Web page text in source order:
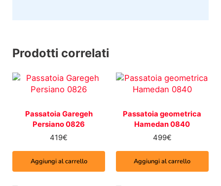
Prodotti correlati
Passatoia Garegeh
Persiano 0826
419€
Aggiungi al carrello
Passatoia geometrica
Hamedan 0840
499€
Aggiungi al carrello